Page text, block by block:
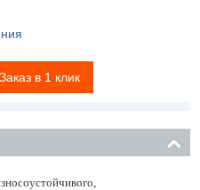
Заказ в 1 клик